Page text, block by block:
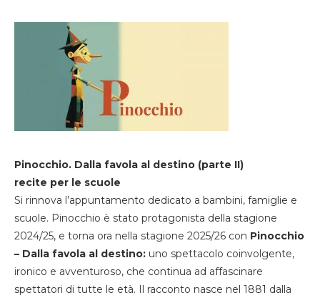
Pinocchio. Dalla favola al destino (parte II)
recite per le scuole
Si rinnova l’appuntamento dedicato a bambini, famiglie e
scuole. Pinocchio è stato protagonista della stagione
2024/25, e torna ora nella stagione 2025/26 con Pinocchio
– Dalla favola al destino: uno spettacolo coinvolgente,
ironico e avventuroso, che continua ad affascinare
spettatori di tutte le età. Il racconto nasce nel 1881 dalla